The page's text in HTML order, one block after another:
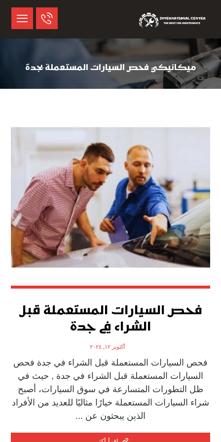
ميكانيكي فحص السيارات المستعملة بجدة
فحص السيارات المستعملة قبل
الشراء في جدة
أكتوبر ١٢, ٢٠٢٤
فحص السيارات المستعملة قبل الشراء في جدة فحص
السيارات المستعملة قبل الشراء في جدة , حيث في
ظل التطورات المتسارعة في سوق السيارات، أصبح
شراء السيارات المستعملة خيارًا مثاليًا للعديد من الأفراد
الذين يبحثون عن ...